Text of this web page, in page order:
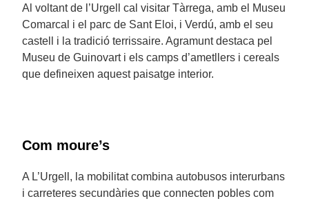
Al voltant de l’Urgell cal visitar Tàrrega, amb el Museu
Comarcal i el parc de Sant Eloi, i Verdú, amb el seu
castell i la tradició terrissaire. Agramunt destaca pel
Museu de Guinovart i els camps d’ametllers i cereals
que defineixen aquest paisatge interior.
Com moure’s
A L’Urgell, la mobilitat combina autobusos interurbans
i carreteres secundàries que connecten pobles com